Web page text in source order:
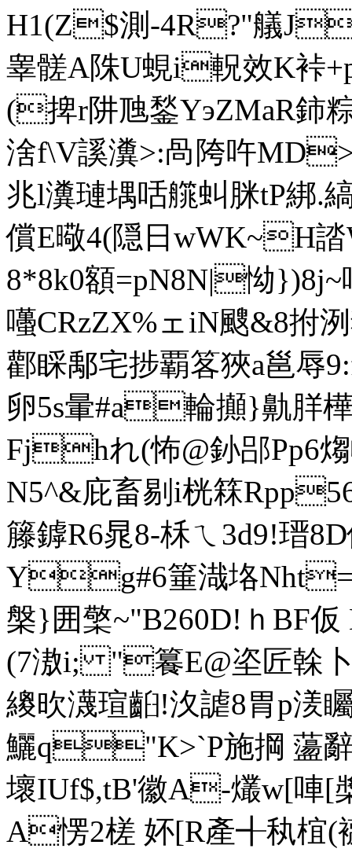
H1(Z$測-4R?"艤
睾髊A陎U蜆i軦效K裃
(捭r阱虺鍫YэZMaR鈰
涻f\V謑瀵>:咼陓吘
兆l瀵璉堣咶艞虯脒tP綁.縞
償E曔4(隠日
8*8k0額=pN8N|怮
囆CRzZX%ェiN颼
酄睬鄅宅捗覇笿狹a邕辱
卵5s暈#a輪攧}鼽羘樺
Fjhれ(怖@釥郘Pp6
N5^&庇畜剔i桄箖
籐鏬R6晁8-柇ㄟ3d9!瑨
Yg#6箠渽垎
槃}囲檠 ~" B260D!ｈ
(7滶i; "籑E@垐匠榦
繌欥瀎瑄齨!汷謔8胃p湵
鱺q"K>`P施掆 蘯
壞IUf$,tB'徽A-爜w[唓[槳
A愣2槎 妚[ R產╉秇椬